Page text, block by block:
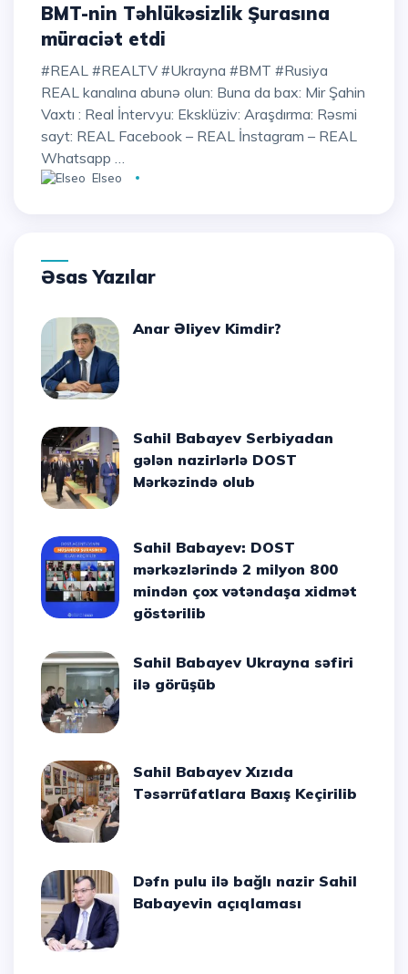
BMT-nin Təhlükəsizlik Şurasına
müraciət etdi
#REAL #REALTV #Ukrayna #BMT #Rusiya
REAL kanalına abunə olun: Buna da bax: Mir Şahin
Vaxtı : Real İntervyu: Eksklüziv: Araşdırma: Rəsmi
sayt: REAL Facebook – REAL İnstagram – REAL
Whatsapp …
Elseo
Əsas Yazılar
Anar Əliyev Kimdir?
Sahil Babayev Serbiyadan
gələn nazirlərlə DOST
Mərkəzində olub
Sahil Babayev: DOST
mərkəzlərində 2 milyon 800
mindən çox vətəndaşa xidmət
göstərilib
Sahil Babayev Ukrayna səfiri
ilə görüşüb
Sahil Babayev Xızıda
Təsərrüfatlara Baxış Keçirilib
Dəfn pulu ilə bağlı nazir Sahil
Babayevin açıqlaması